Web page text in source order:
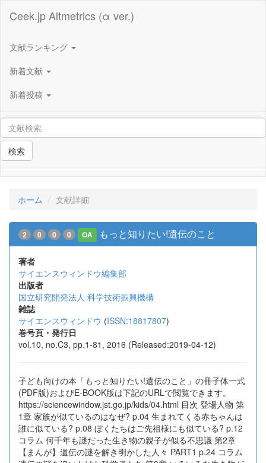
Ceek.jp Altmetrics (α ver.)
文献ランキング
新着文献
新着投稿
検索
ホーム 文献詳細
2 0 0 0 OA もっと知りたい!遺伝のこと
著者
サイエンスウィンドウ編集部
出版者
国立研究開発法人 科学技術振興機構
雑誌
サイエンスウィンドウ (ISSN:18817807)
巻号頁・発行日
vol.10, no.C3, pp.1-81, 2016 (Released:2019-04-12)
子ども向けの本「もっと知りたい!遺伝のこと」の冊子体一式
(PDF版)およびE-BOOK版は下記のURLで閲覧できます。
https://sciencewindow.jst.go.jp/kids/04.html 目次 登場人物 第
1章 家族が似ているのはなぜ? p.04 生まれてくる赤ちゃんは
誰に似ている? p.08 ぼくたちはご先祖様にも似ている? p.12
コラム 何千年も謎だった生き物の親子が似る不思議 第2章
【まんが】遺伝の謎を解き明かした人々 PART1 p.24 コラム